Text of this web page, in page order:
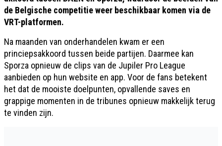
de Belgische competitie weer beschikbaar komen via de
VRT-platformen.
Na maanden van onderhandelen kwam er een
princiepsakkoord tussen beide partijen. Daarmee kan
Sporza opnieuw de clips van de Jupiler Pro League
aanbieden op hun website en app. Voor de fans betekent
het dat de mooiste doelpunten, opvallende saves en
grappige momenten in de tribunes opnieuw makkelijk terug
te vinden zijn.